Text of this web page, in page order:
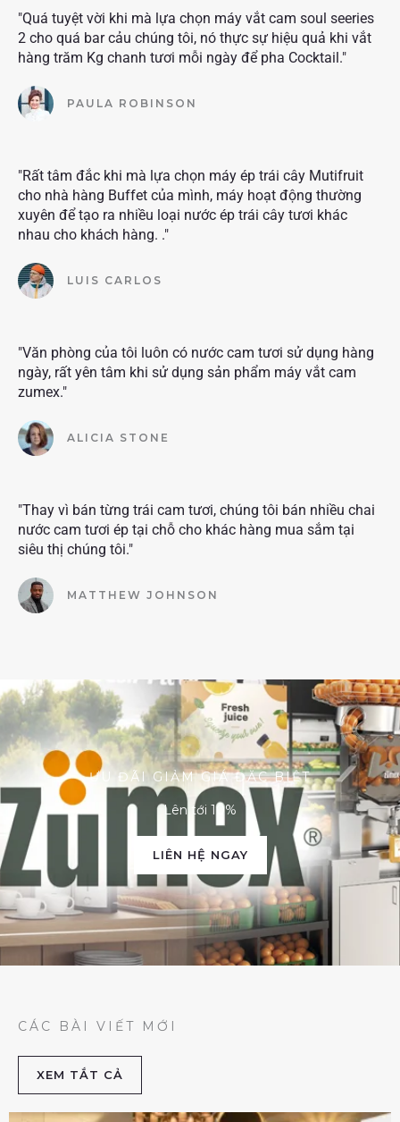
"Quá tuyệt vời khi mà lựa chọn máy vắt cam soul seeries
2 cho quá bar cảu chúng tôi, nó thực sự hiệu quả khi vắt
hàng trăm Kg chanh tươi mỗi ngày để pha Cocktail."
PAULA ROBINSON
"Rất tâm đắc khi mà lựa chọn máy ép trái cây Mutifruit
cho nhà hàng Buffet của mình, máy hoạt động thường
xuyên để tạo ra nhiều loại nước ép trái cây tươi khác
nhau cho khách hàng. ."
LUIS CARLOS
"Văn phòng của tôi luôn có nước cam tươi sử dụng hàng
ngày, rất yên tâm khi sử dụng sản phẩm máy vắt cam
zumex."
ALICIA STONE
"Thay vì bán từng trái cam tươi, chúng tôi bán nhiều chai
nước cam tươi ép tại chỗ cho khác hàng mua sắm tại
siêu thị chúng tôi."
MATTHEW JOHNSON
ƯU ĐÃI GIẢM GIÁ ĐẶC BIỆT
Lên tới 10%
LIÊN HỆ NGAY
CÁC BÀI VIẾT MỚI
XEM TẮT CẢ